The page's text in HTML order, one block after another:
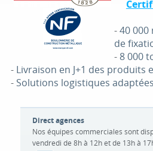
-40
de
- 8 000
- Livraison en J+1 des produits
- Solutions logistiques adaptées
Direct agences
Nos équipes commerciales sont
vendredi de 8h à 12h et de 13h à